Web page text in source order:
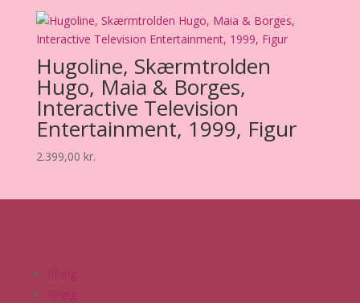
Hugoline, Skærmtrolden
Hugo, Maia & Borges,
Interactive Television
Entertainment, 1999, Figur
2.399,00 kr.
Følg
Følg